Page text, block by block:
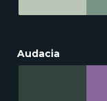
Audacia